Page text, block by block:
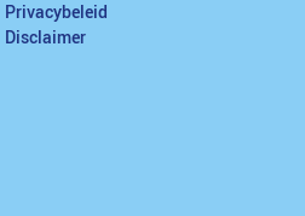
Privacybeleid
Disclaimer